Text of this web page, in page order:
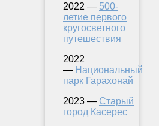
2022 — 500-
летие первого
кругосветного
путешествия
2022
— Национальный
парк Гарахонай
2023 — Старый
город Касерес